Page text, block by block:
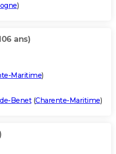
)
ans)
Maritime)
Benet(Charente-Maritime)